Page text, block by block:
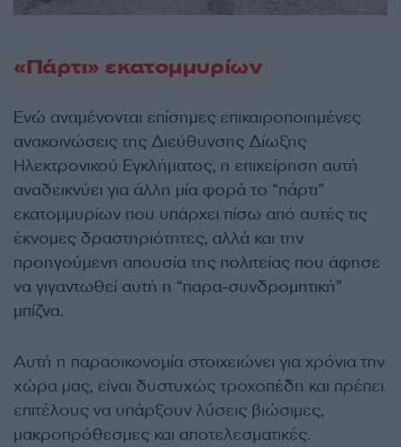
«Πάρτι» εκατομμυρίων
Ενώ αναμένονται επίσημες επικαιροποιημένες
ανακοινώσεις της Διεύθυνσης Δίωξης
Ηλεκτρονικού Εγκλήματος, η επιχείρηση αυτή
αναδεικνύει για άλλη μία φορά το “πάρτι”
εκατομμυρίων που υπάρχει πίσω από αυτές τις
έκνομες δραστηριότητες, αλλά και την
προηγούμενη απουσία της πολιτείας που άφησε
να γιγαντωθεί αυτή η “παρα-συνδρομητική”
μπίζνα.
Αυτή η παραοικονομία στοιχειώνει για χρόνια την
χώρα μας, είναι δυστυχώς τροχοπέδη και πρέπει
επιτέλους να υπάρξουν λύσεις βιώσιμες,
μακροπρόθεσμες και αποτελεσματικές.